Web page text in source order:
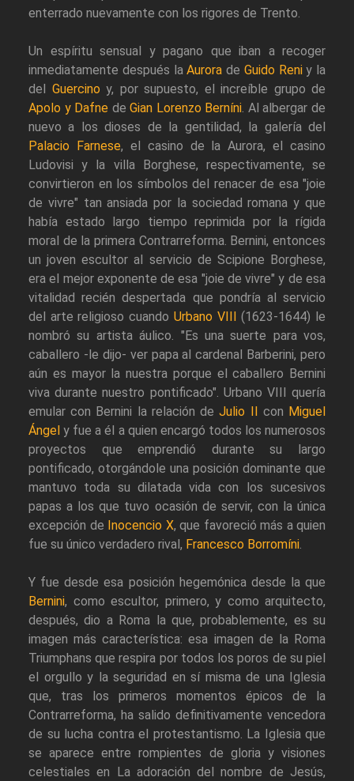
enterrado nuevamente con los rigores de Trento.
Un espíritu sensual y pagano que iban a recoger
inmediatamente después laAurora de Guido Reniy la
del Guercino y, por supuesto, el increíble grupo de
Apolo y Dafne deGian Lorenzo Berníni. Al albergar de
nuevo a los dioses de la gentilidad, la galería del
Palacio Farnese, el casino de la Aurora, el casino
Ludovisi y la villa Borghese, respectivamente, se
convirtieron en los símbolos del renacer de esa "joie
de vivre" tan ansiada por la sociedad romana y que
había estado largo tiempo reprimida por la rígida
moral de la primera Contrarreforma. Bernini, entonces
un joven escultor al servicio de Scipione Borghese,
era el mejor exponente de esa "joie de vivre" y de esa
vitalidad recién despertada que pondría al servicio
del arte religioso cuando Urbano VIII
(1623-1644) le
nombró su artista áulico. "Es una suerte para vos,
caballero -le dijo- ver papa al cardenal Barberini, pero
aún es mayor la nuestra porque el caballero Bernini
viva durante nuestro pontificado". Urbano VIII quería
emular con Bernini la relación deJulio II con Miguel
Ángel y fue a él a quien encargó todos los numerosos
proyectos que emprendió durante su largo
pontificado, otorgándole una posición dominante que
mantuvo toda su dilatada vida con los sucesivos
papas a los que tuvo ocasión de servir, con la única
excepción de Inocencio X, que favoreció más a quien
fue su único verdadero rival, Francesco Borromíni.
Y fue desde esa posición hegemónica desde la que
Bernini, como escultor, primero, y como arquitecto,
después, dio a Roma la que, probablemente, es su
imagen más característica: esa imagen de la Roma
Triumphans que respira por todos los poros de su piel
el orgullo y la seguridad en sí misma de una Iglesia
que, tras los primeros momentos épicos de la
Contrarreforma, ha salido definitivamente vencedora
de su lucha contra el protestantismo. La Iglesia que
se aparece entre rompientes de gloria y visiones
celestiales en La adoración del nombre de Jesús,